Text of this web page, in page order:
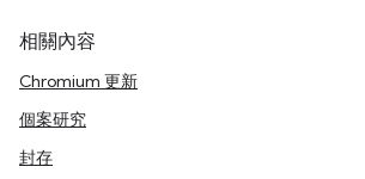
相關內容
Chromium 更新
個案研究
封存